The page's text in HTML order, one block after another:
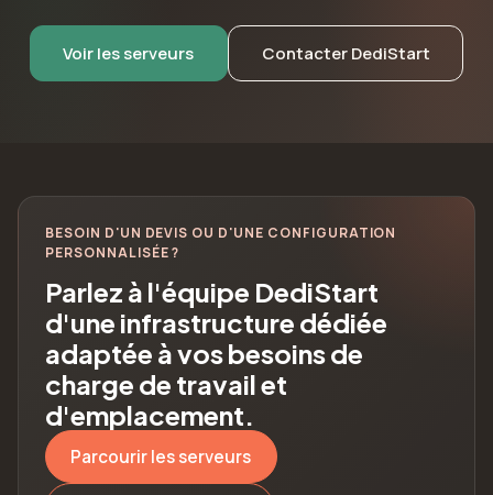
Voir les serveurs Contacter DediStart
BESOIN D'UN DEVIS OU D'UNE CONFIGURATION
PERSONNALISÉE ?
Parlez à l'équipe DediStart
d'une infrastructure dédiée
adaptée à vos besoins de
charge de travail et
d'emplacement.
Parcourir les serveurs